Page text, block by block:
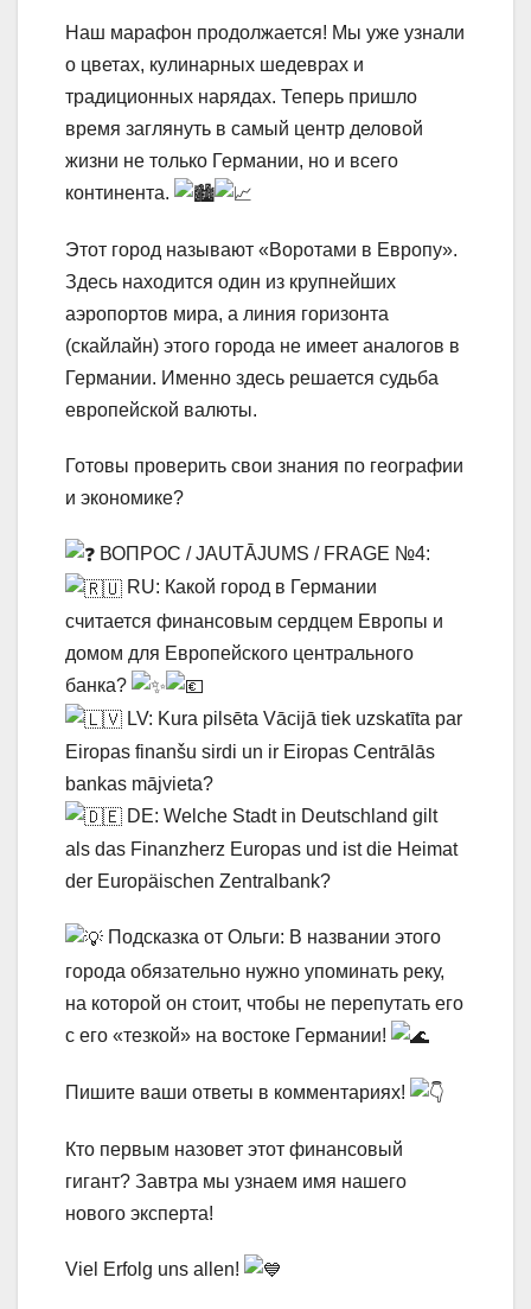
Наш марафон продолжается! Мы уже узнали
о цветах, кулинарных шедеврах и
традиционных нарядах. Теперь пришло
время заглянуть в самый центр деловой
жизни не только Германии, но и всего
континента.
Этот город называют «Воротами в Европу».
Здесь находится один из крупнейших
аэропортов мира, а линия горизонта
(скайлайн) этого города не имеет аналогов в
Германии. Именно здесь решается судьба
европейской валюты.
Готовы проверить свои знания по географии
и экономике?
ВОПРОС / JAUTĀJUMS / FRAGE №4:
RU: Какой город в Германии
считается финансовым сердцем Европы и
домом для Европейского центрального
банка?
LV: Kura pilsēta Vācijā tiek uzskatīta par
Eiropas finanšu sirdi un ir Eiropas Centrālās
bankas mājvieta?
DE: Welche Stadt in Deutschland gilt
als das Finanzherz Europas und ist die Heimat
der Europäischen Zentralbank?
Подсказка от Ольги: В названии этого
города обязательно нужно упоминать реку,
на которой он стоит, чтобы не перепутать его
с его «тезкой» на востоке Германии!
Пишите ваши ответы в комментариях!
Кто первым назовет этот финансовый
гигант? Завтра мы узнаем имя нашего
нового эксперта!
Viel Erfolg uns allen!